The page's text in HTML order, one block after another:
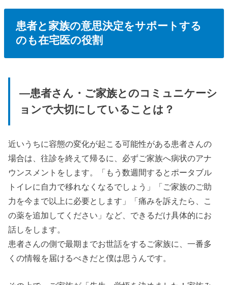
患者と家族の意思決定をサポートする
のも在宅医の役割
—患者さん・ご家族とのコミュニケーシ
ョンで大切にしていることは？
近いうちに容態の変化が起こる可能性がある患者さんの
場合は、往診を終えて帰るに、必ずご家族へ病状のアナ
ウンスメントをします。「もう数週間するとポータブル
トイレに自力で移れなくなるでしょう」「ご家族のご助
力を今まで以上に必要とします」「痛みを訴えたら、こ
の薬を追加してください」など、できるだけ具体的にお
話しをします。
患者さんの側で最期までお世話をするご家族に、一番多
くの情報を届けるべきだと僕は思うんです。